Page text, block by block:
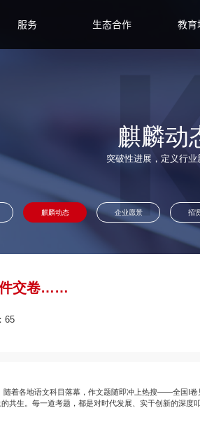
服务 生态合作 教育
麒麟动
突破性进展，定义行业
麒麟动态 企业愿景 招
件交卷……
65
随着各地语文科目落幕，作文题随即冲上热搜——全国I
共生。每一道考题，都是对时代发展、实干创新的深度